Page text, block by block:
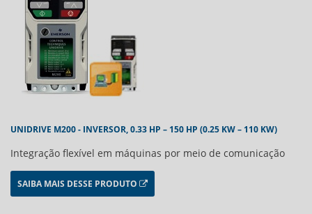
UNIDRIVE M200 - INVERSOR, 0.33 HP – 150 HP (0.25 KW – 110 KW)
Integração flexível em máquinas por meio de comunicação
SAIBA MAIS DESSE PRODUTO